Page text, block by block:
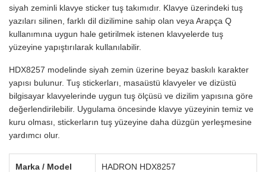
siyah zeminli klavye sticker tuş takımıdır. Klavye üzerindeki tuş
yazıları silinen, farklı dil dizilimine sahip olan veya Arapça Q
kullanımına uygun hale getirilmek istenen klavyelerde tuş
yüzeyine yapıştırılarak kullanılabilir.
HDX8257 modelinde siyah zemin üzerine beyaz baskılı karakter
yapısı bulunur. Tuş stickerları, masaüstü klavyeler ve dizüstü
bilgisayar klavyelerinde uygun tuş ölçüsü ve dizilim yapısına göre
değerlendirilebilir. Uygulama öncesinde klavye yüzeyinin temiz ve
kuru olması, stickerların tuş yüzeyine daha düzgün yerleşmesine
yardımcı olur.
Marka / Model HADRON HDX8257